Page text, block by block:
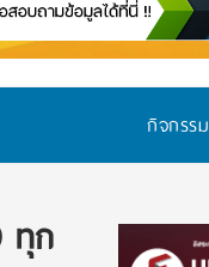
กิจกรรม
ทุก